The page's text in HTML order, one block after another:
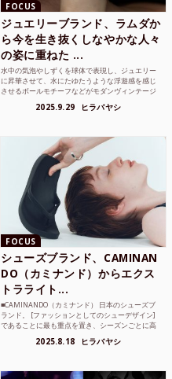
FOCUS
ジュエリーブランド、ラムダか
ら今を生き抜くしなやかな人々
の姿に重ねた ...
水中の気泡やしずくを球体で表現し、ジュエリー
に昇華させて、水にたゆたうような浮遊感を感じ
させるボールモチーフなどがモダンヴィンテージ
2025.9.29 ヒラバヤシ
FOCUS
シューズブランド、CAMINAN
DO（カミナンド）からエクス
トラライト...
■CAMINANDO（カミナンド） 日本のシューズブ
ランド。 [ファッションとしてのシューデザイン]
であることに最も重点を置き、シーズンごとに高
2025.8.18 ヒラバヤシ